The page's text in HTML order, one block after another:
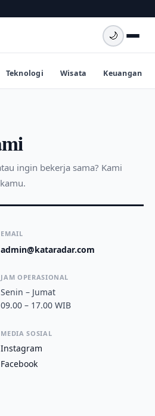
🌙
Teknologi Wisata Keuangan
ingin bekerja sama? Kami
EMAIL
admin@kataradar.com
JAM OPERASIONAL
Senin – Jumat
09.00 – 17.00 WIB
MEDIA SOSIAL
Instagram
Facebook